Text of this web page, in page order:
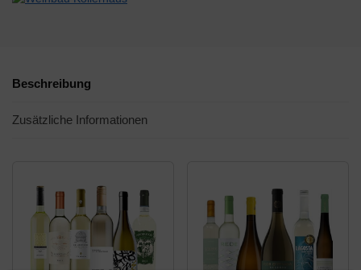
Beschreibung
Zusätzliche Informationen